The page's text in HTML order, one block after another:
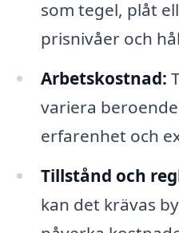
som tegel, plåt
prisnivåer och
Arbetskostnad:
variera
erfarenhet och
Tillstånd och
kan det krävas